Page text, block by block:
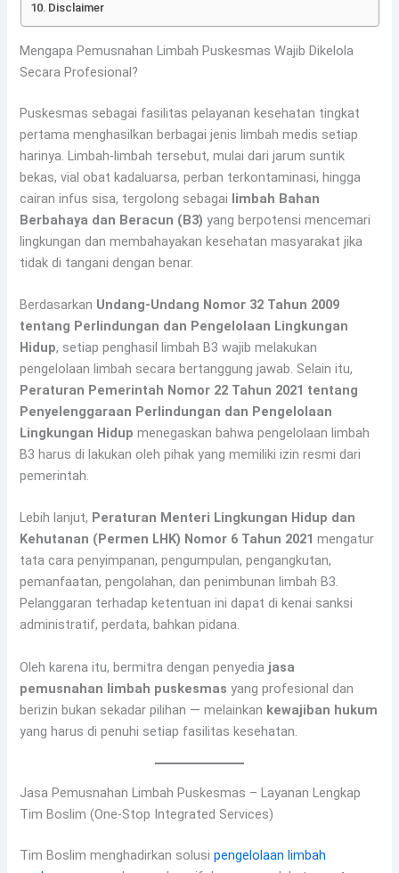
Disclaimer
Mengapa Pemusnahan Limbah Puskesmas Wajib Dikelola
Secara Profesional?
Puskesmas sebagai fasilitas pelayanan kesehatan tingkat
pertama menghasilkan berbagai jenis limbah medis setiap
harinya. Limbah-limbah tersebut, mulai dari jarum suntik
bekas, vial obat kadaluarsa, perban terkontaminasi, hingga
cairan infus sisa, tergolong sebagai limbah Bahan
Berbahaya dan Beracun (B3) yang berpotensi mencemari
lingkungan dan membahayakan kesehatan masyarakat jika
tidak di tangani dengan benar.
Berdasarkan Undang-Undang Nomor 32 Tahun 2009
tentang Perlindungan dan Pengelolaan Lingkungan
Hidup, setiap penghasil limbah B3 wajib melakukan
pengelolaan limbah secara bertanggung jawab. Selain itu,
Peraturan Pemerintah Nomor 22 Tahun 2021 tentang
Penyelenggaraan Perlindungan dan Pengelolaan
Lingkungan Hidup menegaskan bahwa pengelolaan limbah
B3 harus di lakukan oleh pihak yang memiliki izin resmi dari
pemerintah.
Lebih lanjut, Peraturan Menteri Lingkungan Hidup dan
Kehutanan (Permen LHK) Nomor 6 Tahun 2021 mengatur
tata cara penyimpanan, pengumpulan, pengangkutan,
pemanfaatan, pengolahan, dan penimbunan limbah B3.
Pelanggaran terhadap ketentuan ini dapat di kenai sanksi
administratif, perdata, bahkan pidana.
Oleh karena itu, bermitra dengan penyedia jasa
pemusnahan limbah puskesmas yang profesional dan
berizin bukan sekadar pilihan — melainkan kewajiban hukum
yang harus di penuhi setiap fasilitas kesehatan.
Jasa Pemusnahan Limbah Puskesmas – Layanan Lengkap
Tim Boslim (One-Stop Integrated Services)
Tim Boslim menghadirkan solusipengelolaan limbah